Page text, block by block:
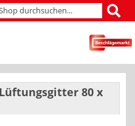
80 x